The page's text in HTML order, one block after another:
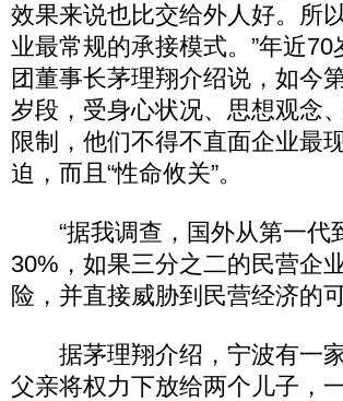
效果来说也比交给外人好。所
业最常规的承接模式。”年近
团董事长茅理翔介绍说，如今
岁段，受身心状况、思想观念
限制，他们不得不直面企业最
迫，而且“性命攸关”。
“据我调查，国外从第一代
30%，如果三分之二的民营企
险，并直接威胁到民营经济的
据茅理翔介绍，宁波有一家
父亲将权力下放给两个儿子，